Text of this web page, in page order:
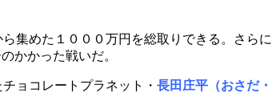
集めた１０００万円を総取りできる。さらに
かかった戦いだ。
ョコレートプラネット・ 長田庄平（おさだ・